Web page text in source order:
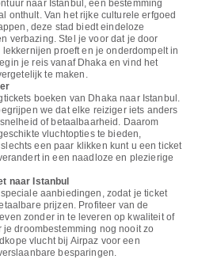
naar Istanbul, een bestemming
onthult. Van het rijke culturele erfgoed
deze stad biedt eindeloze
verbazing. Stel je voor dat je door
proeft en je onderdompelt in
je reis vanaf Dhaka en vind het
te maken.
boeken van Dhaka naar Istanbul.
we dat elke reiziger iets anders
of betaalbaarheid. Daarom
vluchtopties te bieden,
een paar klikken kunt u een ticket
in een naadloze en plezierige
naar Istanbul
aanbiedingen, zodat je ticket
prijzen. Profiteer van de
zonder in te leveren op kwaliteit of
je droombestemming nog nooit zo
vlucht bij Airpaz voor een
besparingen.